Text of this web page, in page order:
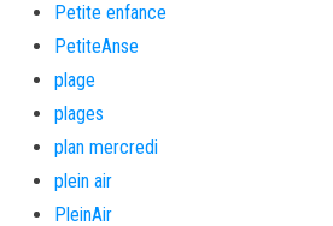
Petite enfance
PetiteAnse
plage
plages
plan mercredi
plein air
PleinAir